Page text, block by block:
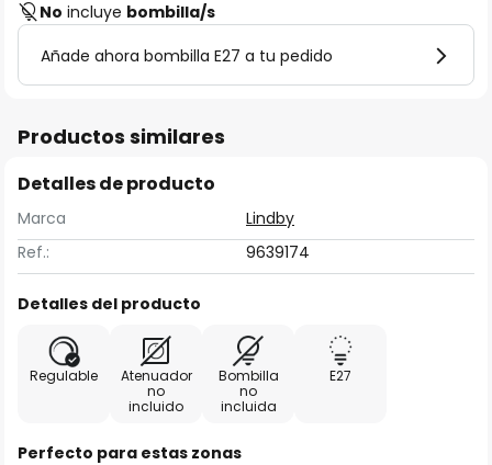
No incluye bombilla/s
Añade ahora bombilla E27 a tu pedido
Productos similares
Detalles de producto
Marca
Lindby
Ref.:
9639174
Detalles del producto
Regulable
Atenuador
no
incluido
Bombilla
no
incluida
E27
Perfecto para estas zonas